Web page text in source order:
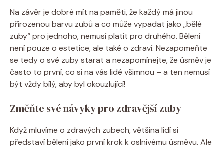
Na závěr je dobré mít na paměti, že každý má jinou
přirozenou barvu zubů a co může vypadat jako „bělé
zuby“ pro jednoho, nemusí platit pro druhého. Bělení
není pouze o estetice, ale také o zdraví. Nezapomeňte
se tedy o své zuby starat a nezapomínejte, že úsměv je
často to první, co si na vás lidé všimnou – a ten nemusí
být vždy bílý, aby byl okouzlující!
Změňte své návyky pro zdravější zuby
Když mluvíme o zdravých zubech, většina lidí si
představí bělení jako první krok k oslnivému úsměvu. Ale